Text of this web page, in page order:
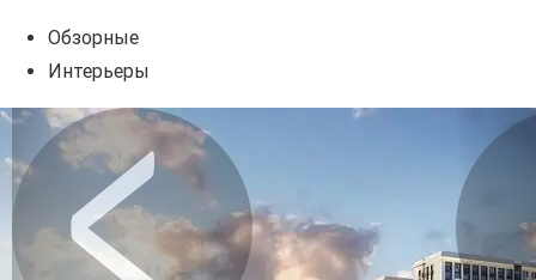
Обзорные
Интерьеры